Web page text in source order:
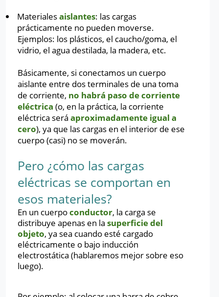
Materialesaislantes: las cargas
prácticamente no pueden moverse.
Ejemplos: los plásticos, el caucho/goma, el
vidrio, el agua destilada, la madera, etc.
Básicamente, si conectamos un cuerpo
aislante entre dos terminales de una toma
de corriente, no habrá paso de corriente
eléctrica (o, en la práctica, la corriente
eléctrica será aproximadamente igual a
cero), ya que las cargas en el interior de ese
cuerpo (casi) no se moverán.
Pero ¿cómo las cargas
eléctricas se comportan en
esos materiales?
En un cuerpoconductor, la carga se
distribuye apenas en la superficie del
objeto, ya sea cuando esté cargado
eléctricamente o bajo inducción
electrostática (hablaremos mejor sobre eso
luego).